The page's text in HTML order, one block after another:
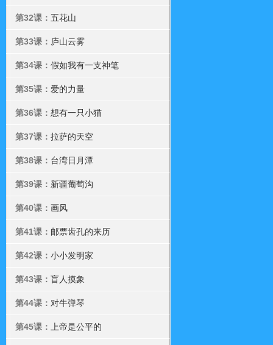
第32课： 五花山
第33课： 庐山云雾
第34课： 假如我有一支神笔
第35课： 爱的力量
第36课： 想有一只小猫
第37课： 拉萨的天空
第38课： 台湾日月潭
第39课： 新疆葡萄沟
第40课： 画风
第41课： 邮票齿孔的来历
第42课： 小小发明家
第43课： 盲人摸象
第44课： 对牛弹琴
第45课： 上帝是公平的